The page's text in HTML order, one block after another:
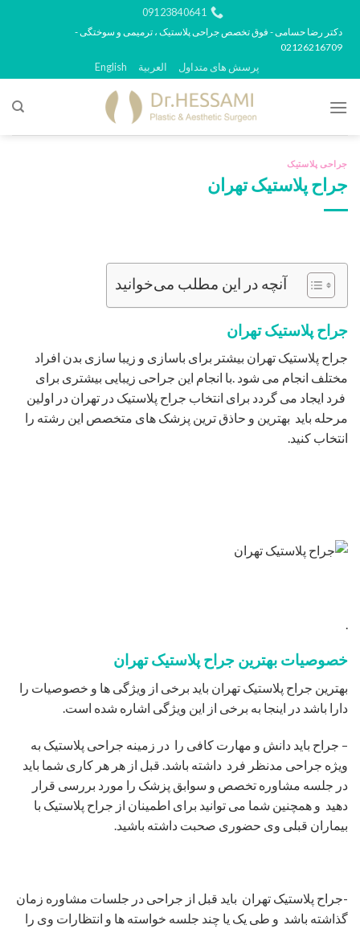
محتوا
09123840641
دکتر رضا حسامی - فوق تخصص جراحی پلاستیک ، ترمیمی و سوختگی -
02126216709
پرسش های متداول العربية English
جراحی پلاستیک
جراح پلاستیک تهران
آنچه در این مطلب می‌خوانید
جراح پلاستیک تهران
جراح پلاستیک تهران بیشتر برای باسازی و زیبا سازی بدن افراد
مختلف انجام می شود .با انجام این جراحی زیبایی بیشتری برای
فرد ایجاد می گردد برای انتخاب جراح پلاستیک در تهران در اولین
مرحله باید بهترین و حاذق ترین پزشک های متخصص این رشته را
انتخاب کنید.
خصوصیات بهترین جراح پلاستیک تهران
بهترین جراح پلاستیک تهران باید برخی از ویژگی ها و خصوصیات را
دارا باشد در اینجا به برخی از این ویژگی اشاره شده است.
– جراح باید دانش و مهارت کافی را در زمینه جراحی پلاستیک به
ویژه جراحی مدنظر فرد داشته باشد. قبل از هر هر کاری شما باید
در جلسه مشاوره تخصص و سوابق پزشک را مورد بررسی قرار
دهید و همچنین شما می توانید برای اطمینان از جراح پلاستیک با
بیماران قبلی وی حضوری صحبت داشته باشید.
-جراح پلاستیک تهران باید قبل از جراحی در جلسات مشاوره زمان
گذاشته باشد و طی یک یا چند جلسه خواسته ها و انتظارات وی را